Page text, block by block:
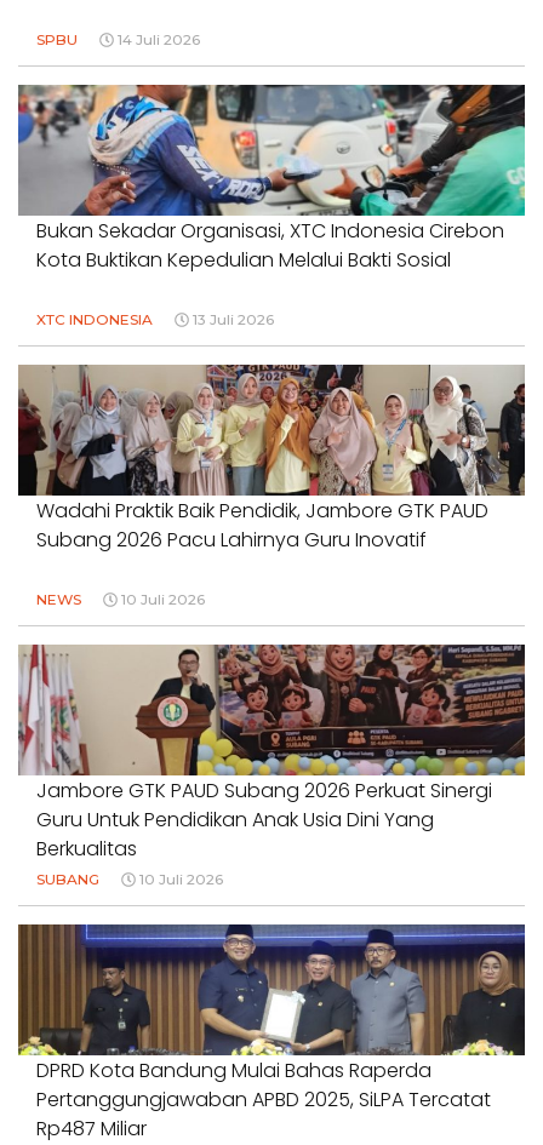
SPBU 14 Juli 2026
Bukan Sekadar Organisasi, XTC Indonesia Cirebon
Kota Buktikan Kepedulian Melalui Bakti Sosial
XTC INDONESIA 13 Juli 2026
Wadahi Praktik Baik Pendidik, Jambore GTK PAUD
Subang 2026 Pacu Lahirnya Guru Inovatif
NEWS 10 Juli 2026
Jambore GTK PAUD Subang 2026 Perkuat Sinergi
Guru Untuk Pendidikan Anak Usia Dini Yang
Berkualitas
SUBANG 10 Juli 2026
DPRD Kota Bandung Mulai Bahas Raperda
Pertanggungjawaban APBD 2025, SiLPA Tercatat
Rp487 Miliar